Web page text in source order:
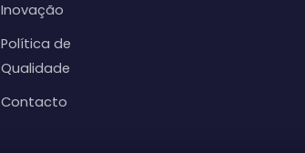
Inovação
Política de
Qualidade
Contacto